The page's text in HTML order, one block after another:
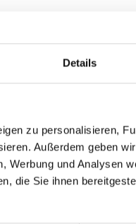
Details
zu personalisieren,
Außerdem geben
Werbung und Analysen
die Sie ihnen
180
2 *